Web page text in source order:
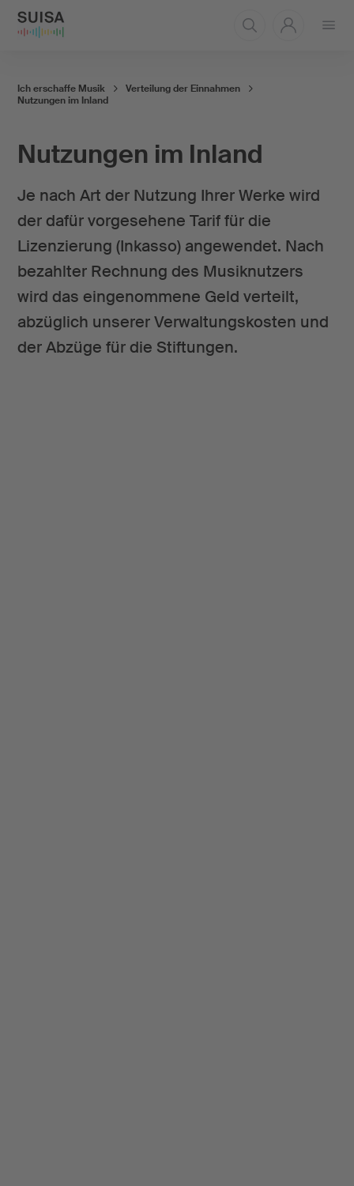
Nutzungen im Inland
Je nach Art der Nutzung Ihrer Werke wird
der dafür vorgesehene Tarif für die
Lizenzierung (Inkasso) angewendet. Nach
bezahlter Rechnung des Musiknutzers
wird das eingenommene Geld verteilt,
abzüglich unserer Verwaltungskosten und
der Abzüge für die Stiftungen.
Ich erschaffe Musik
Verteilung der Einnahmen
Nutzungen im Inland